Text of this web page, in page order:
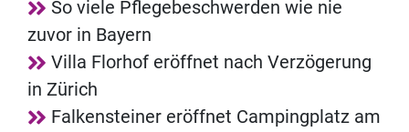
So viele Pflegebeschwerden wie nie
zuvor in Bayern
Villa Florhof eröffnet nach Verzögerung
in Zürich
Falkensteiner eröffnet Campingplatz am